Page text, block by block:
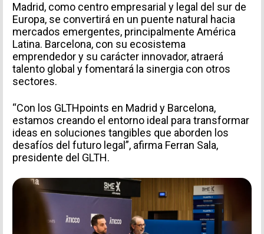
Madrid, como centro empresarial y legal del sur de
Europa, se convertirá en un puente natural hacia
mercados emergentes, principalmente América
Latina. Barcelona, con su ecosistema
emprendedor y su carácter innovador, atraerá
talento global y fomentará la sinergia con otros
sectores.
“Con los GLTHpoints en Madrid y Barcelona,
estamos creando el entorno ideal para transformar
ideas en soluciones tangibles que aborden los
desafíos del futuro legal”, afirma Ferran Sala,
presidente del GLTH.
TIPO DE SOLICITUD
Acepto recibir comunicaciones de Aticco
Acepto la
Política de Privacidad